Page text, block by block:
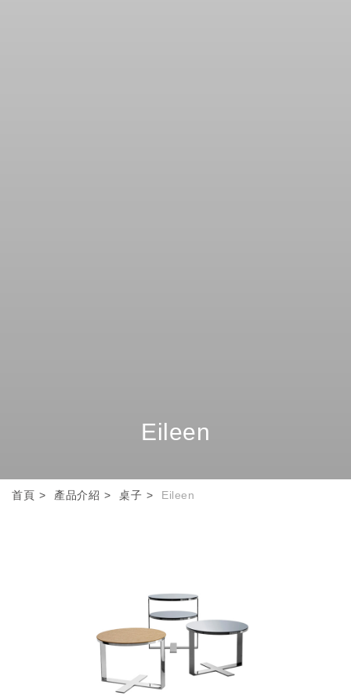
Eileen
首頁 產品介紹 桌子 Eileen